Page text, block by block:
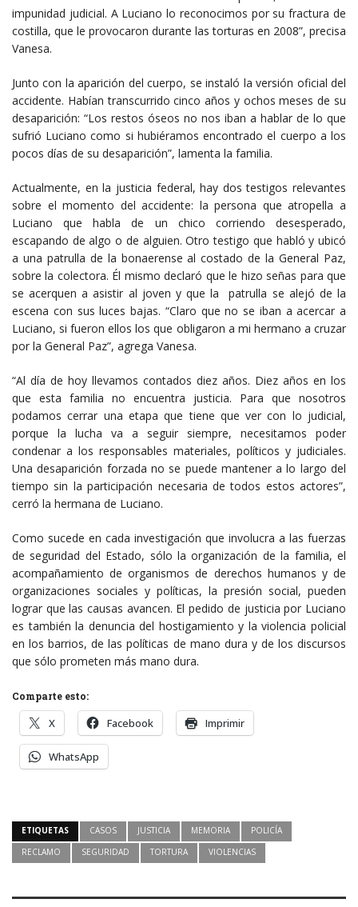
impunidad judicial. A Luciano lo reconocimos por su fractura de
costilla, que le provocaron durante las torturas en 2008”, precisa
Vanesa.
Junto con la aparición del cuerpo, se instaló la versión oficial del
accidente. Habían transcurrido cinco años y ochos meses de su
desaparición: “Los restos óseos no nos iban a hablar de lo que
sufrió Luciano como si hubiéramos encontrado el cuerpo a los
pocos días de su desaparición”, lamenta la familia.
Actualmente, en la justicia federal, hay dos testigos relevantes
sobre el momento del accidente: la persona que atropella a
Luciano que habla de un chico corriendo desesperado,
escapando de algo o de alguien. Otro testigo que habló y ubicó
a una patrulla de la bonaerense al costado de la General Paz,
sobre la colectora. Él mismo declaró que le hizo señas para que
se acerquen a asistir al joven y que la patrulla se alejó de la
escena con sus luces bajas. “Claro que no se iban a acercar a
Luciano, si fueron ellos los que obligaron a mi hermano a cruzar
por la General Paz”, agrega Vanesa.
“Al día de hoy llevamos contados diez años. Diez años en los
que esta familia no encuentra justicia. Para que nosotros
podamos cerrar una etapa que tiene que ver con lo judicial,
porque la lucha va a seguir siempre, necesitamos poder
condenar a los responsables materiales, políticos y judiciales.
Una desaparición forzada no se puede mantener a lo largo del
tiempo sin la participación necesaria de todos estos actores”,
cerró la hermana de Luciano.
Como sucede en cada investigación que involucra a las fuerzas
de seguridad del Estado, sólo la organización de la familia, el
acompañamiento de organismos de derechos humanos y de
organizaciones sociales y políticas, la presión social, pueden
lograr que las causas avancen. El pedido de justicia por Luciano
es también la denuncia del hostigamiento y la violencia policial
en los barrios, de las políticas de mano dura y de los discursos
que sólo prometen más mano dura.
Comparte esto:
X Facebook Imprimir
WhatsApp
ETIQUETAS CASOS JUSTICIA MEMORIA
POLICÍA
RECLAMO
SEGURIDAD TORTURA VIOLENCIAS